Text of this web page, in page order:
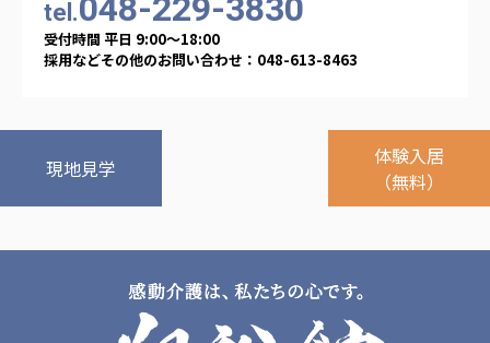
tel.048-229-3830
受付時間 平日 9:00〜18:00
採用などその他のお問い合わせ：048-613-8463
現地見学
体験入居
（無料）